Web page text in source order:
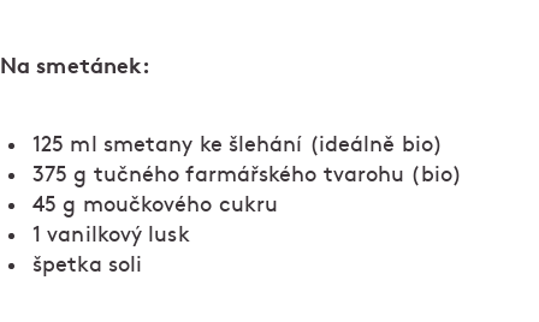
Na smetánek:
125 ml smetany ke šlehání (ideálně bio)
375 g tučného farmářského tvarohu (bio)
45 g moučkového cukru
1 vanilkový lusk
špetka soli